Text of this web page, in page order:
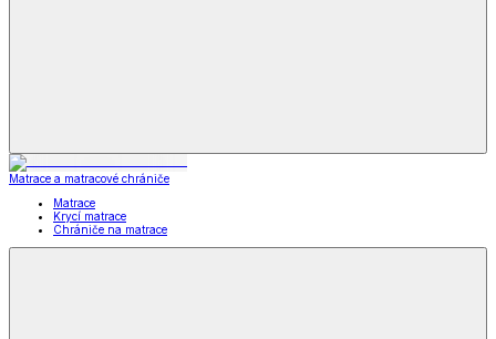
Matrace a matracové chrániče
Matrace
Krycí matrace
Chrániče na matrace